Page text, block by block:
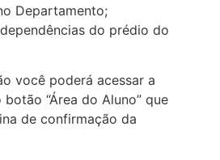
Departamento;
do prédio do
você poderá acessar a
“Área do Aluno” que
de confirmação da